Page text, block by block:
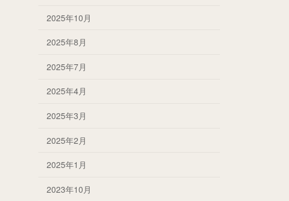
2025年10月
2025年8月
2025年7月
2025年4月
2025年3月
2025年2月
2025年1月
2023年10月